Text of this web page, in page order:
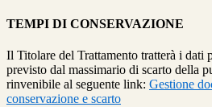
TEMPI DI CONSERVAZIONE
Il Titolare del Trattamento tratterà i dati
previsto dal massimario di scarto della
rinvenibile al seguente link: Gestione
conservazione e scarto